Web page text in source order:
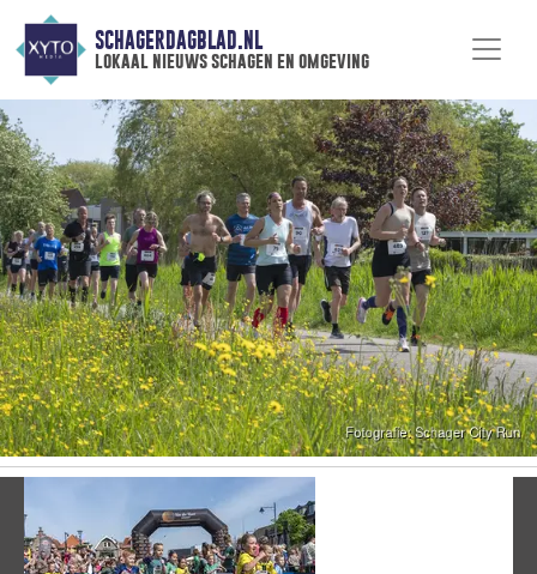
SCHAGERDAGBLAD.NL
lokaal nieuws schagen en omgeving